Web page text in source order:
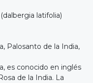
latifolia)
Palosanto de la India,
es conocido en inglés
de la India. La